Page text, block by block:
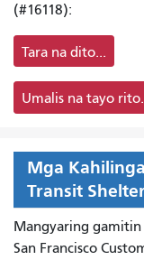
(#16118):
Tara na dito...
Umalis na tayo
Mga
Transit
Mangyaring gamitin
San Francisco